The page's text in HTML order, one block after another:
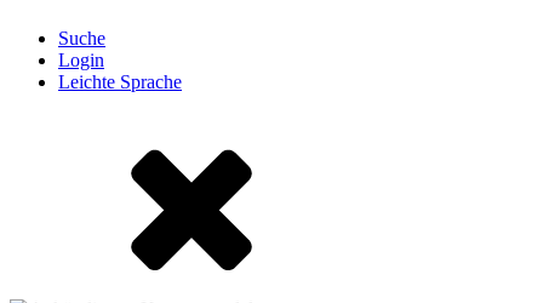
Suche
Login
Leichte Sprache